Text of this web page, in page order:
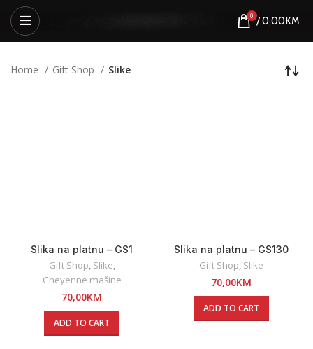
0 /0,00KM
Home Gift Shop Slike
Slika na platnu – GS1
Gift Shop, Slike,
Cheyenne mašine
70,00KM
ADD TO CART
Slika na platnu – GS130
Gift Shop, Slike
70,00KM
ADD TO CART